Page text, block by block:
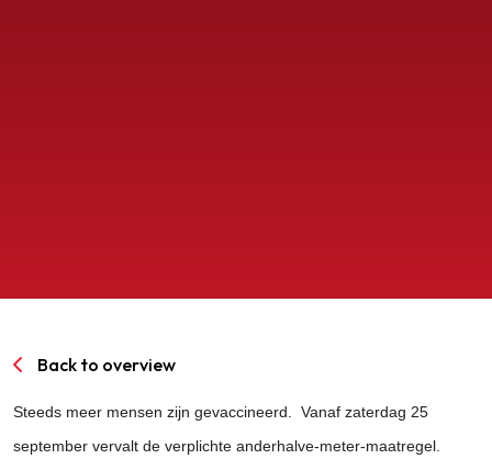
Back to overview
Steeds meer mensen zijn gevaccineerd. Vanaf zaterdag 25
september vervalt de verplichte anderhalve-meter-maatregel.